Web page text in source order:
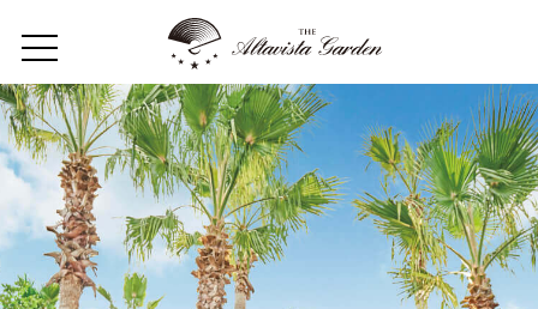
Home
Concept
Restaurant
Wedding
Media